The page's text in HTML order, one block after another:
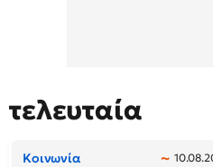
τελευταία
Κοινωνία